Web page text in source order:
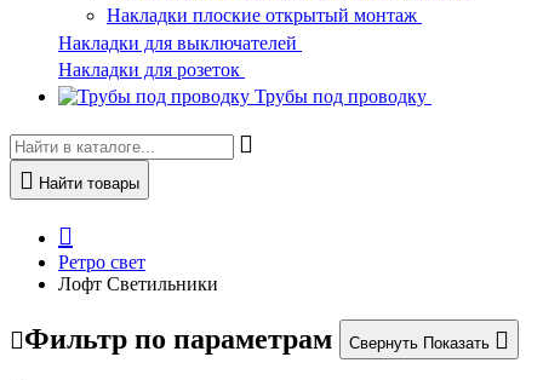
Накладки плоские открытый монтаж
Накладки для выключателей
Накладки для розеток
Трубы под проводку
Найти товары
Ретро свет
Лофт Светильники
Фильтр по параметрам Свернуть Показать